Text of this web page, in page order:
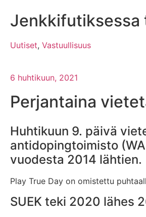
Jenkkifutiksessa
Uutiset, Vastuullisuus
6 huhtikuun, 2021
Perjantaina
Huhtikuun 9. päivä
antidopingtoimisto
vuodesta 2014 lähtien.
Play True Day on omistettu
SUEK teki 2020 lähes